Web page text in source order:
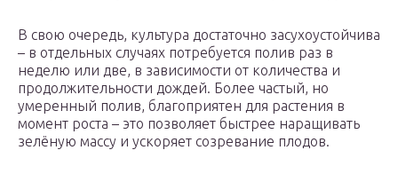
В свою очередь, культура достаточно засухоустойчива
– в отдельных случаях потребуется полив раз в
неделю или две, в зависимости от количества и
продолжительности дождей. Более частый, но
умеренный полив, благоприятен для растения в
момент роста – это позволяет быстрее наращивать
зелёную массу и ускоряет созревание плодов.